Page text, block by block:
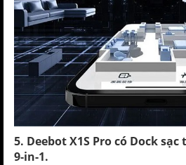
5. Deebot X1S Pro có Dock
9-in-1.